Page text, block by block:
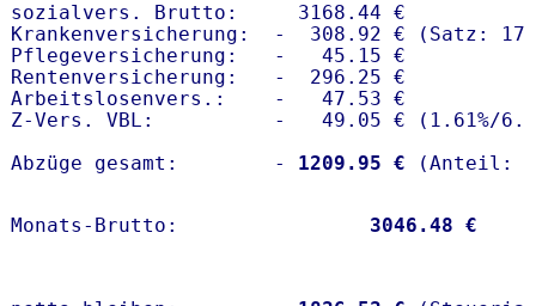
sozialvers. Brutto:     3168.44 €
Krankenversicherung:  -  308.92 € (Satz:
Pflegeversicherung:   -   45.15 €
Rentenversicherung:   -  296.25 €
Arbeitslosenvers.:    -   47.53 €
Z-Vers. VBL:          -   49.05 € ( 1.61%/
Abzüge gesamt:        -
1209.95 €
Monats-Brutto: 3046.48 €